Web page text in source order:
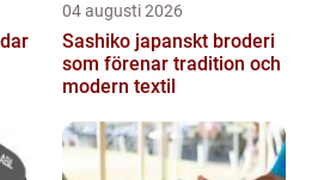
04 augusti 2026
Sashiko japanskt broderi
som förenar tradition och
modern textil